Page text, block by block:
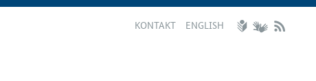
KONTAKT ENGLISH